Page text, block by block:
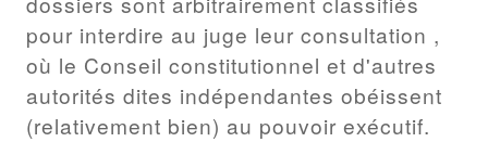
pour interdire au juge leur consultation ,
où le Conseil constitutionnel et d'autres
autorités dites indépendantes obéissent
(relativement bien) au pouvoir exécutif.